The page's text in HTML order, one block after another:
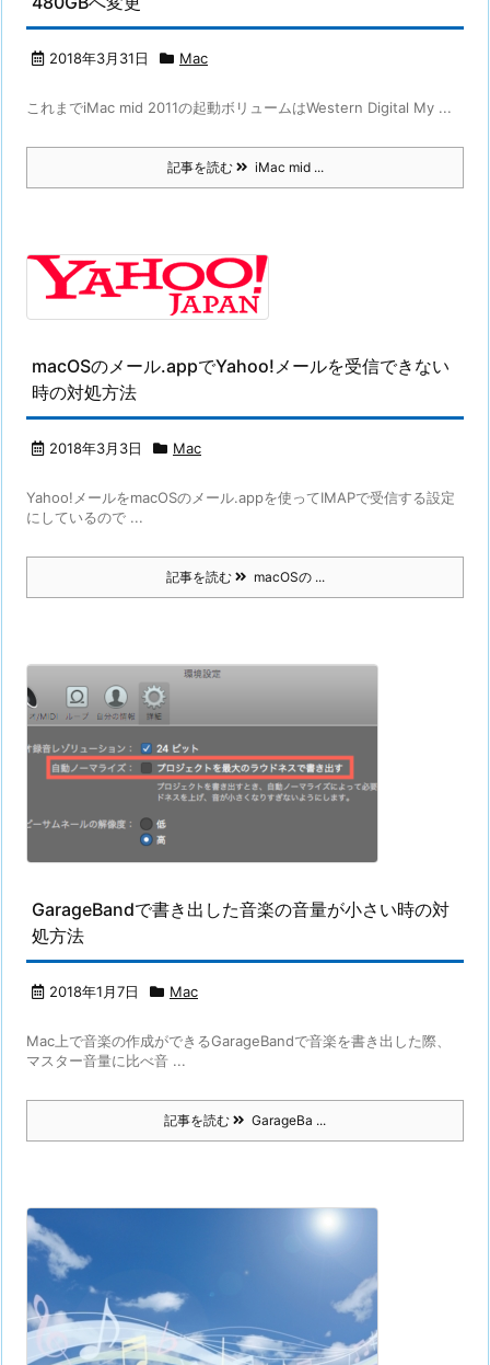
2018年3月31日 Mac
これまでiMac mid 2011の起動ボリュームはWestern Digital My ...
記事を読む iMac mid ...
macOSのメール.appでYahoo!メールを受信できない
時の対処方法
2018年3月3日 Mac
Yahoo!メールをmacOSのメール.appを使ってIMAPで受信する設定
にしているので ...
記事を読む macOSの ...
GarageBandで書き出した音楽の音量が小さい時の対
処方法
2018年1月7日 Mac
Mac上で音楽の作成ができるGarageBandで音楽を書き出した際、
マスター音量に比べ音 ...
記事を読む GarageBa ...